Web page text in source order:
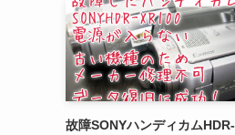
故障SONYハンディカムHDR-